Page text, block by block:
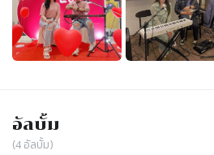
อัลบั้ม
(4อัลบั้ม)